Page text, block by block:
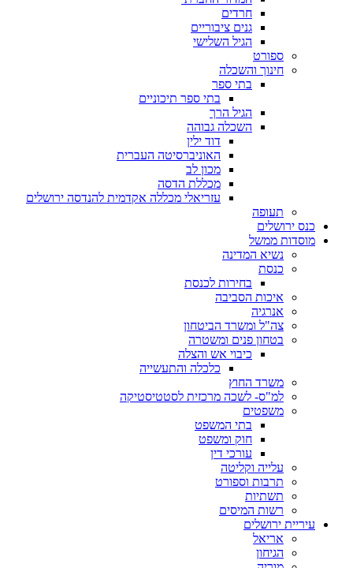
חרדים
גנים ציבוריים
הגיל השלישי
ספורט
חינוך והשכלה
בתי ספר
בתי ספר תיכוניים
הגיל הרך
השכלה גבוהה
דוד ילין
האוניברסיטה העברית
מכון לב
מכללת הדסה
עזריאלי מכללה אקדמית להנדסה ירושלים
תעופה
כנס ירושלים
מוסדות ממשל
נשיא המדינה
כנסת
בחירות לכנסת
איכות הסביבה
אנרגיה
צה"ל ומשרד הביטחון
בטחון פנים ומשטרה
כיבוי אש והצלה
כלכלה והתעשייה
משרד החוץ
למ"ס- לשכה מרכזית לסטטיסטיקה
משפטים
בתי המשפט
חוק ומשפט
עורכי דין
עלייה וקליטה
תרבות וספורט
תשתיות
רשות המיסים
עיריית ירושלים
אריאל
הגיחון